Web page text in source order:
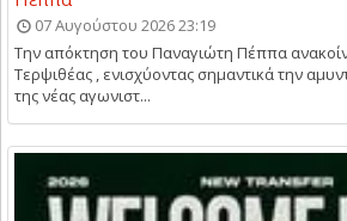
07 Αυγούστου 2026 23:19
Την απόκτηση του Παναγιώτη Πέππα
Τερψιθέας , ενισχύοντας σημαντικά την
της νέας αγωνιστ...